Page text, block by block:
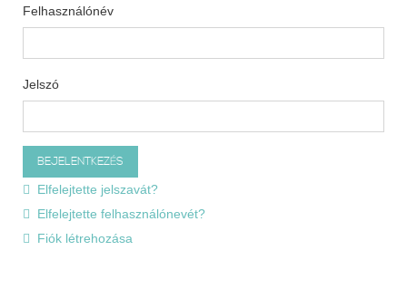
Felhasználónév
Jelszó
Elfelejtette jelszavát?
Elfelejtette felhasználónevét?
Fiók létrehozása